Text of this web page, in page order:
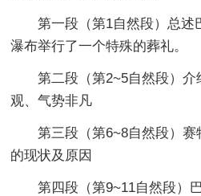
第一段（第1自然段）总述
瀑布举行了一个特殊的葬礼。
第二段（第2~5自然段）
观、气势非凡
第三段（第6~8自然段）
的现状及原因
第四段（第9~11自然段）